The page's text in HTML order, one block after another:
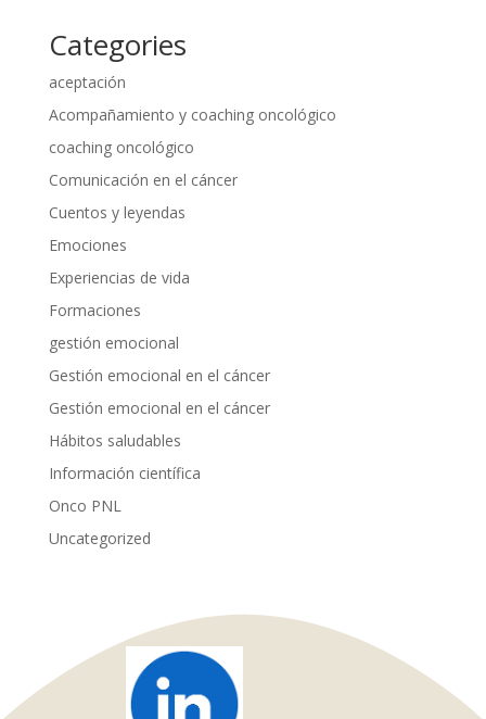
Categories
aceptación
Acompañamiento y coaching oncológico
coaching oncológico
Comunicación en el cáncer
Cuentos y leyendas
Emociones
Experiencias de vida
Formaciones
gestión emocional
Gestión emocional en el cáncer
Gestión emocional en el cáncer
Hábitos saludables
Información científica
Onco PNL
Uncategorized